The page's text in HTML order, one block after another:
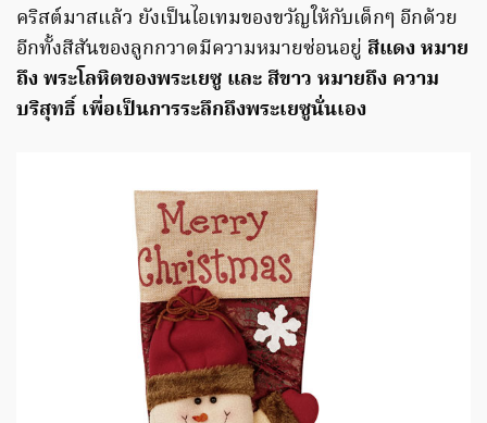
คริสต์มาสแล้ว ยังเป็นไอเทมของขวัญให้กับเด็กๆ อีกด้วย
อีกทั้งสีสันของลูกกวาดมีความหมายซ่อนอยู่ สีแดง หมาย
ถึง พระโลหิตของพระเยซู และ สีขาว หมายถึง ความ
บริสุทธิ์ เพื่อเป็นการระลึกถึงพระเยซูนั่นเอง